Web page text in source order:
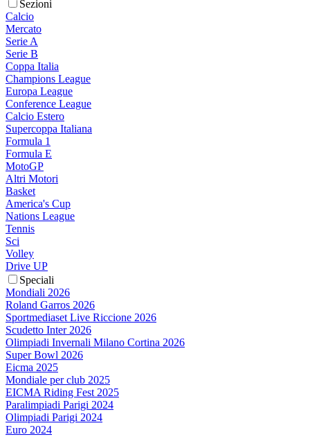
Sezioni
Calcio
Mercato
Serie A
Serie B
Coppa Italia
Champions League
Europa League
Conference League
Calcio Estero
Supercoppa Italiana
Formula 1
Formula E
MotoGP
Altri Motori
Basket
America's Cup
Nations League
Tennis
Sci
Volley
Drive UP
Speciali
Mondiali 2026
Roland Garros 2026
Sportmediaset Live Riccione 2026
Scudetto Inter 2026
Olimpiadi Invernali Milano Cortina 2026
Super Bowl 2026
Eicma 2025
Mondiale per club 2025
EICMA Riding Fest 2025
Paralimpiadi Parigi 2024
Olimpiadi Parigi 2024
Euro 2024